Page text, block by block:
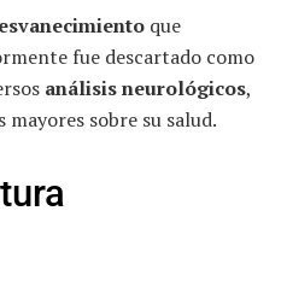
que
fue descartado como
análisis neurológicos,
sobre su salud.